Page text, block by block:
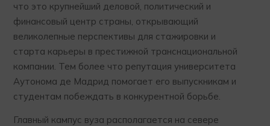
что это крупнейший деловой, политический и
финансовый центр страны, открывающий
великолепные перспективы для стажировки и
старта карьеры в престижной транснациональной
компании. Тем более что репутация университета
Аутонома де Мадрид помогает его выпускникам и
студентам побеждать в конкурентной борьбе.
Главный кампус вуза располагается на севере